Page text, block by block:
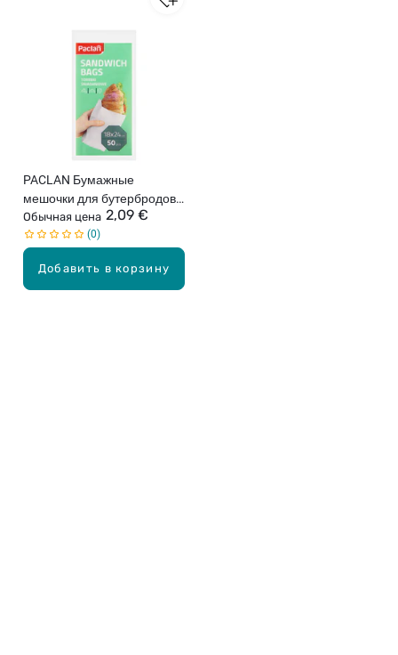
Добавить в корзину
PACLAN Бумажные
мешочки для бутербродов,
18Х25см, 50шт.
Обычная цена 2,09 €
0